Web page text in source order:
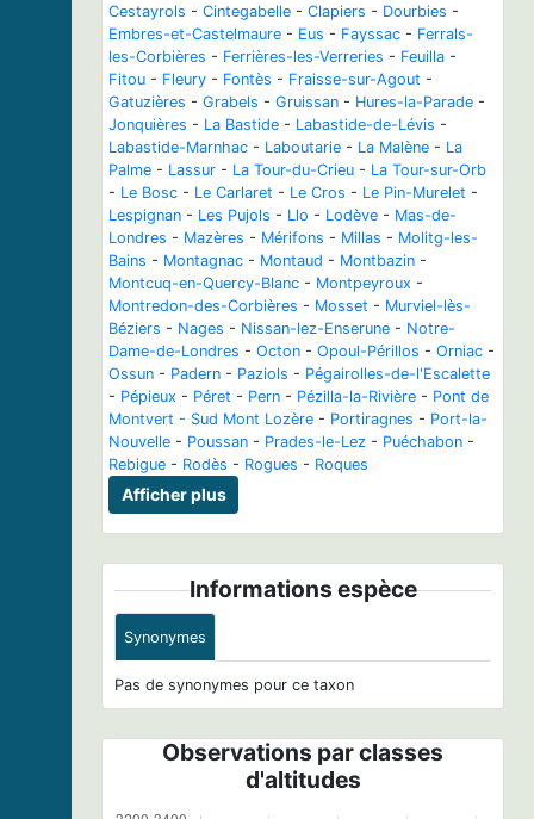
Cestayrols - Cintegabelle - Clapiers - Dourbies -
Embres-et-Castelmaure - Eus - Fayssac - Ferrals-
les-Corbières - Ferrières-les-Verreries - Feuilla -
Fitou - Fleury - Fontès - Fraisse-sur-Agout -
Gatuzières - Grabels - Gruissan - Hures-la-Parade -
Jonquières - La Bastide - Labastide-de-Lévis -
Labastide-Marnhac - Laboutarie - La Malène - La
Palme - Lassur - La Tour-du-Crieu - La Tour-sur-Orb
- Le Bosc - Le Carlaret - Le Cros - Le Pin-Murelet -
Lespignan - Les Pujols - Llo - Lodève - Mas-de-
Londres - Mazères - Mérifons - Millas - Molitg-les-
Bains - Montagnac - Montaud - Montbazin -
Montcuq-en-Quercy-Blanc - Montpeyroux -
Montredon-des-Corbières - Mosset - Murviel-lès-
Béziers - Nages - Nissan-lez-Enserune - Notre-
Dame-de-Londres - Octon - Opoul-Périllos - Orniac -
Ossun - Padern - Paziols - Pégairolles-de-l'Escalette
- Pépieux - Péret - Pern - Pézilla-la-Rivière - Pont de
Montvert - Sud Mont Lozère - Portiragnes - Port-la-
Nouvelle - Poussan - Prades-le-Lez - Puéchabon -
Rebigue - Rodès - Rogues - Roques
Afficher plus
Informations espèce
Synonymes
Pas de synonymes pour ce taxon
Observations par classes
d'altitudes